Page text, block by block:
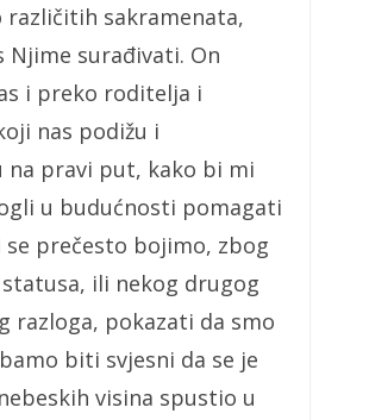
različitih sakramenata,
Njime surađivati. On
i preko roditelja i
nas podižu i
na pravi put, kako bi mi
u budućnosti pomagati
se prečesto bojimo, zbog
ili nekog drugog
razloga, pokazati da smo
biti svjesni da se je
visina spustio u